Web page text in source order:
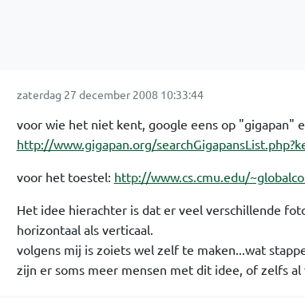
zaterdag 27 december 2008 10:33:44
voor wie het niet kent, google eens op "gigapan"
http://www.gigapan.org/
voor het toestel: http://www.cs.cmu.edu/
Het idee hierachter is dat er veel verschillende
horizontaal als verticaal.
volgens mij is zoiets wel zelf te maken...wat
zijn er soms meer mensen met dit idee, of zelfs al